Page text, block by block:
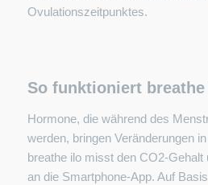
Ovulationszeitpunktes.
So funktioniert
Hormone, die während des
werden, bringen Veränderungen
breathe ilo misst den CO2-Gehalt
an die Smartphone-App. Auf